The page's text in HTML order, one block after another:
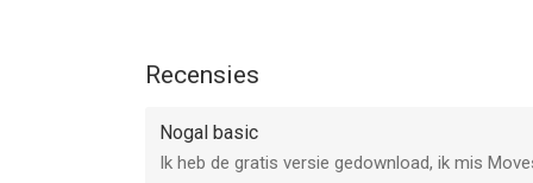
Recensies
Nogal basic
Ik heb de gratis versie gedownload, ik mis